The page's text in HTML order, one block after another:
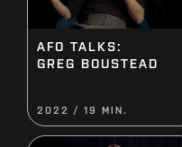
AFO TALKS:
GREG BOUSTEAD
2022 / 19 MIN.